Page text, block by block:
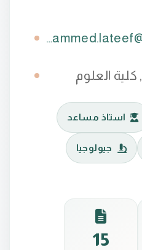
العلوم
استاذ مساعد
جيولوجيا
15